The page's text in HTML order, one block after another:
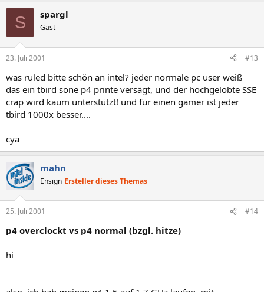
S spargl
Gast
23. Juli 2001 #13
was ruled bitte schön an intel? jeder normale pc user weiß
das ein tbird sone p4 printe versägt, und der hochgelobte SSE
crap wird kaum unterstützt! und für einen gamer ist jeder
tbird 1000x besser....
cya
mahn
Ensign Ersteller dieses Themas
25. Juli 2001 #14
p4 overclockt vs p4 normal (bzgl. hitze)
hi